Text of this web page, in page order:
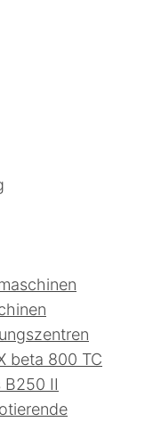
beta 800 TC
B250 II